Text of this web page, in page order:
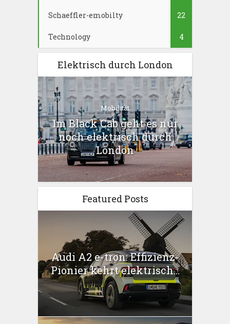
Schaeffler-emobilty 22
Technology 4
Elektrisch durch London
Mobilität
Im Black Cab geht es nur
noch elektrisch durch
London
Featured Posts
Audi A2 e-tron: Effizienz-
Pionier kehrt elektrisch...